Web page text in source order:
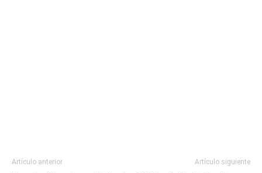
Artículo anterior Artículo siguiente